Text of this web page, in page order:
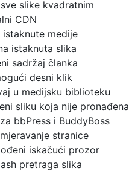
slike kvadratnim
CDN
istaknute medije
istaknuta slika
sadržaj članka
desni klik
u medijsku biblioteku
sliku koja nije pronađena
bbPress i BuddyBoss
stranice
iskačući prozor
pretraga slika